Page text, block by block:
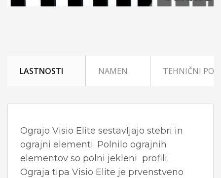
LASTNOSTI NAMEN TEHNIČNI
Ograjo Visio Elite sestavljajo stebri in
ograjni elementi. Polnilo ograjnih
elementov so polni jekleni profili.
Ograja tipa Visio Elite je prvenstveno